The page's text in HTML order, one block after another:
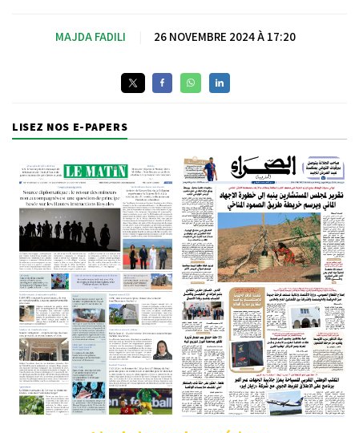
MAJDA FADILI 26 NOVEMBRE 2024 À 17:20
LISEZ NOS E-PAPERS